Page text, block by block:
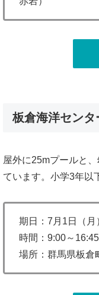
板倉海洋センタ
屋外に25mプールと
ています。小学3年以
期日：7月1日（月
時間：9:00～16:45
場所：群馬県板倉